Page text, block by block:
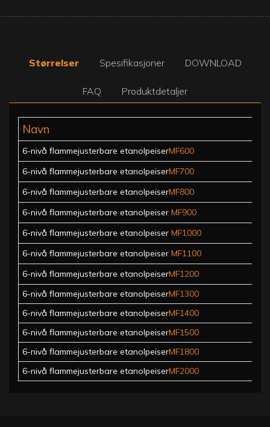
Størrelser Spesifikasjoner DOWNLOAD
FAQ Produktdetaljer
Navn
6-nivå flammejusterbare etanolpeiserMF600
6-nivå flammejusterbare etanolpeiserMF700
6-nivå flammejusterbare etanolpeiserMF800
6-nivå flammejusterbare etanolpeiser MF900
6-nivå flammejusterbare etanolpeiser MF1000
6-nivå flammejusterbare etanolpeiser MF1100
6-nivå flammejusterbare etanolpeiserMF1200
6-nivå flammejusterbare etanolpeiserMF1300
6-nivå flammejusterbare etanolpeiserMF1400
6-nivå flammejusterbare etanolpeiserMF1500
6-nivå flammejusterbare etanolpeiserMF1800
6-nivå flammejusterbare etanolpeiserMF2000